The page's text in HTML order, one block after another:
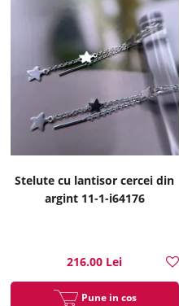
Stelute cu lantisor cercei din
argint 11-1-i64176
216.00 Lei
Pune in cos